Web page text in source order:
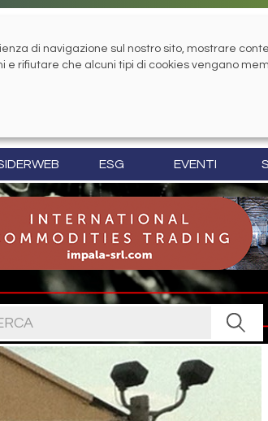
ESG EVENTI
di navigazione sul nostro sito, mostrare
rifiutare che alcuni tipi di cookies vengano